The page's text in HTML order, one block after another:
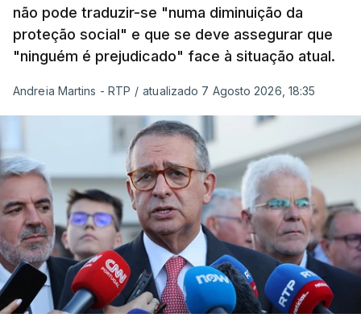
não pode traduzir-se "numa diminuição da
proteção social" e que se deve assegurar que
"ninguém é prejudicado" face à situação atual.
Andreia Martins - RTP / atualizado 7 Agosto 2026, 18:35